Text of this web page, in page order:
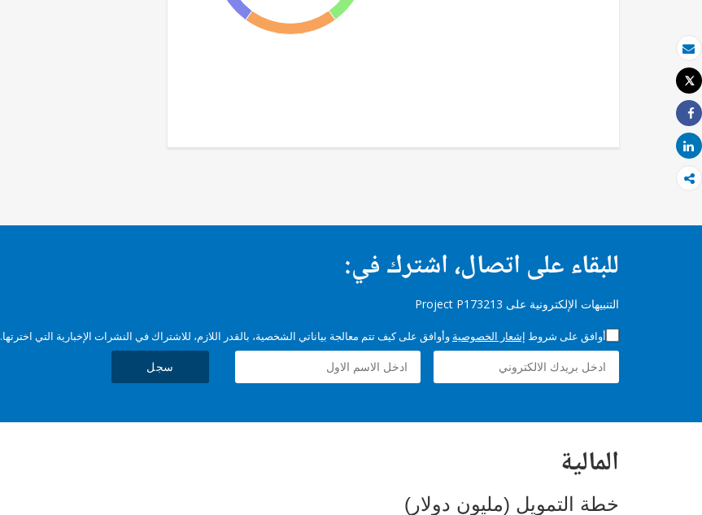
بريد الكتروني
طباعة
Tweet
Share
Share
للبقاء على اتصال، اشترك في:
التنبيهات الإلكترونية على Project P173213
أوافق على شروط إشعار الخصوصية وأوافق على كيف تتم معالجة بياناتي الشخصية، بالقدر اللازم، للاشتراك في النشرات الإخبارية التي اخترتها.
سجل
المالية
خطة التمويل (مليون دولار)